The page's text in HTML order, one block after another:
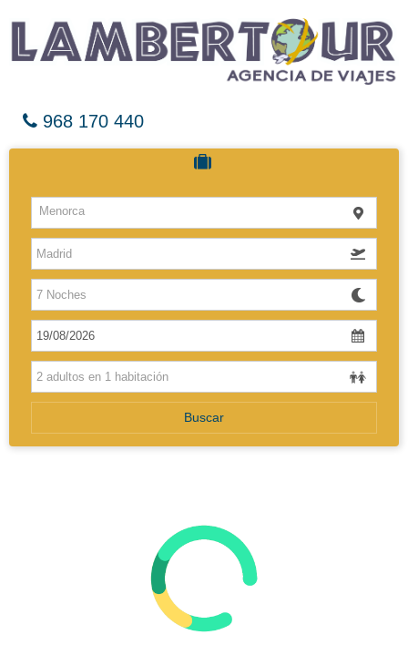
968 170 440
Hoteles
Vuelos
El Caribe
Europa
Africa
Menorca
Buscar